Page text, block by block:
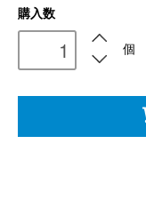
購入数
個